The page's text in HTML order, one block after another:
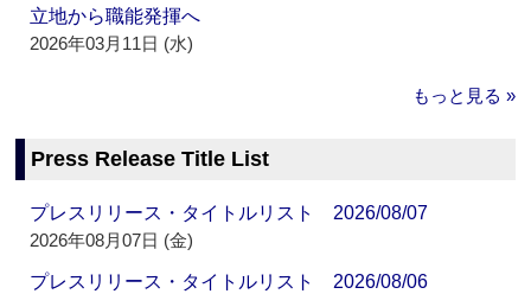
立地から職能発揮へ
2026年03月11日 (水)
もっと見る »
Press Release Title List
プレスリリース・タイトルリスト 2026/08/07
2026年08月07日 (金)
プレスリリース・タイトルリスト 2026/08/06